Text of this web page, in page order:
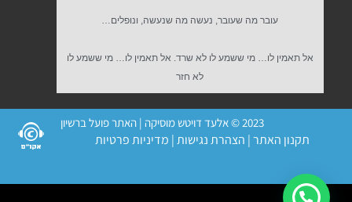
עובר מה שעובר, נעשה מה שנעשה, ונופלים…
אל תאמין לו… מי ששמע לו לא שרד. אל תאמין לו… מי ששמע לו
לא חזר
2023 © אלעד דויטש מוסיקה | האתר פועל ברשיון
תקנון האתר| הצהרת נגישות| מדיניות פרטיות